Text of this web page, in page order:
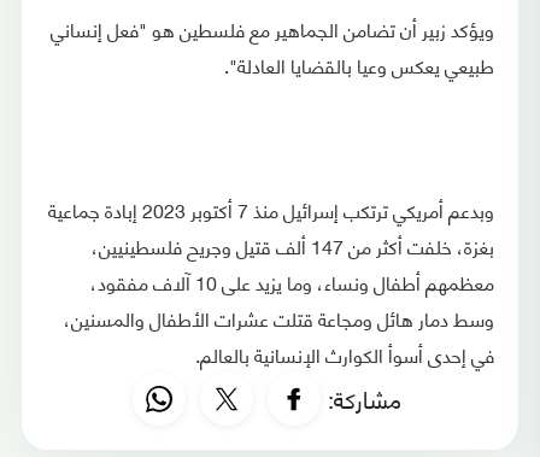
ويؤكد زبير أن تضامن الجماهير مع فلسطين هو "فعل إنساني
طبيعي يعكس وعيا بالقضايا العادلة".
وبدعم أمريكي ترتكب إسرائيل منذ 7 أكتوبر 2023 إبادة جماعية
بغزة، خلفت أكثر من 147 ألف قتيل وجريح فلسطينيين،
معظمهم أطفال ونساء، وما يزيد على 10 آلاف مفقود،
وسط دمار هائل ومجاعة قتلت عشرات الأطفال والمسنين،
في إحدى أسوأ الكوارث الإنسانية بالعالم.
مشاركة: